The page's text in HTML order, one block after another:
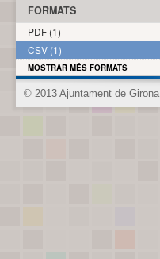
FORMATS
PDF (1)
CSV (1)
MOSTRAR MÉS FORMATS
© 2013 Ajuntament de Girona